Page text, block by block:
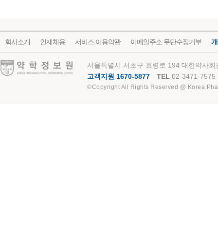
회사소개 인재채용 서비스 이용약관 이메일주소 무단수집거부
약학정보원
서울특별시 서초구 효령로 194 대한약사
고객지원 1670-5877
TEL 02-3471-7575
©Copyright All Rights Reserved @ Korea